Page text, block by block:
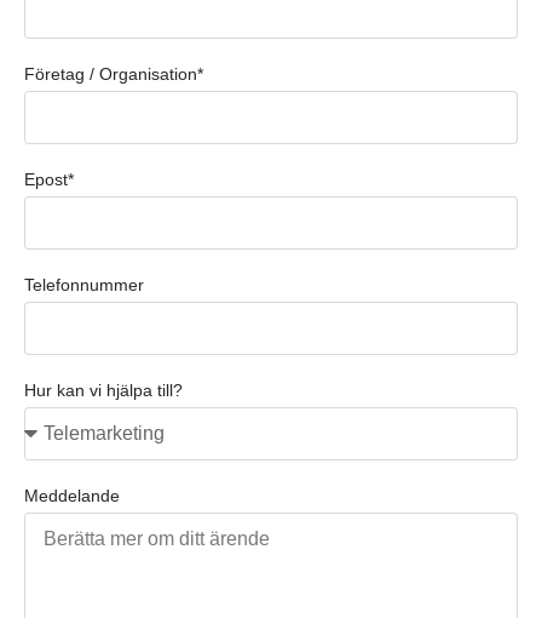
Företag / Organisation*
Epost*
Telefonnummer
Hur kan vi hjälpa till?
Meddelande